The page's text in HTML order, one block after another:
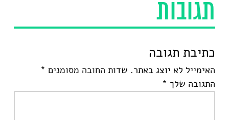
תגובות
כתיבת תגובה
האימייל לא יוצג באתר. שדות החובה מסומנים *
התגובה שלך *